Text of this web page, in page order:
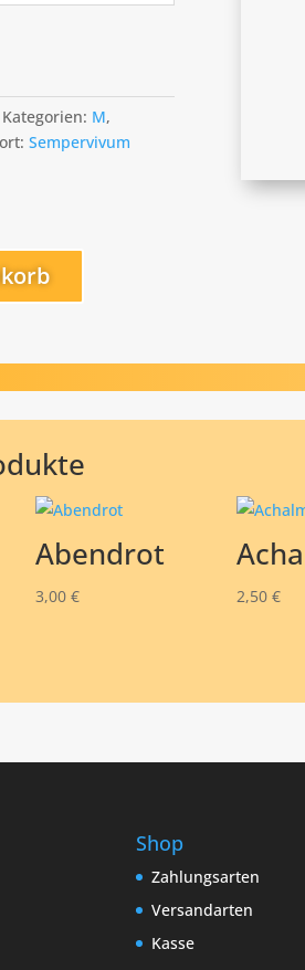
Kategorien: M,
Sempervivum
Abendrot
3,00 € 2,50€
Shop
Zahlungsarten
Versandarten
Kasse